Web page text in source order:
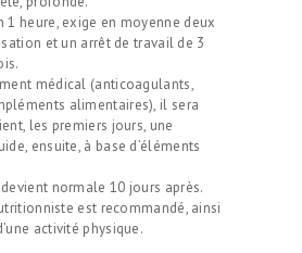
1 heure, exige en moyenne deux
et un arrêt de travail de 3
médical (anticoagulants,
alimentaires), il sera
les premiers jours, une
ensuite, à base d’éléments
normale 10 jours après.
est recommandé, ainsi
activité physique.